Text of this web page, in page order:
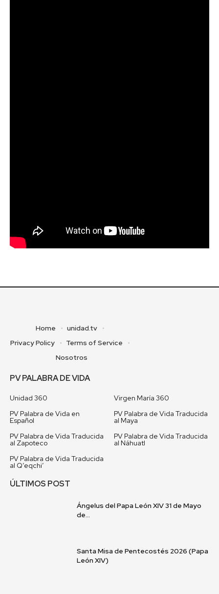
Home
unidad.tv
Privacy Policy
Terms of Service
Nosotros
PV PALABRA DE VIDA
Unidad 360
Virgen María 360
PV Palabra de Vida en
Español
PV Palabra de Vida Traducida
al Maya
PV Palabra de Vida Traducida
al Zapoteco
PV Palabra de Vida Traducida
al Náhuatl
PV Palabra de Vida Traducida
al Q’eqchi’
ÚLTIMOS POST
Ángelus del Papa León XIV 31 de Mayo
de...
Santa Misa de Pentecostés 2026 (Papa
León XIV)